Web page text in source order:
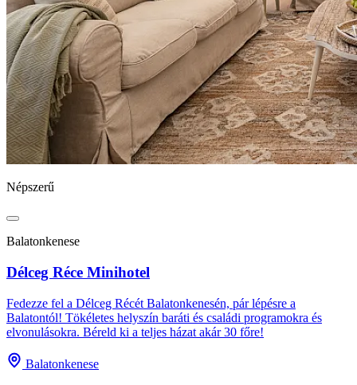
Népszerű
Balatonkenese
Délceg Réce Minihotel
Fedezze fel a Délceg Récét Balatonkenesén, pár lépésre a
Balatontól! Tökéletes helyszín baráti és családi programokra és
elvonulásokra. Béreld ki a teljes házat akár 30 főre!
Balatonkenese